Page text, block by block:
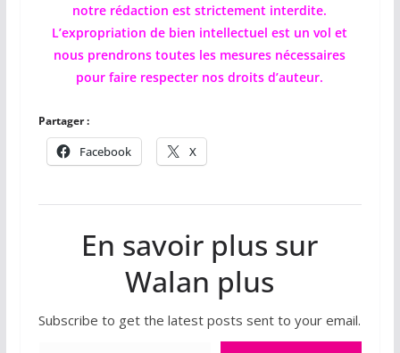
notre rédaction est strictement interdite.
L’expropriation de bien intellectuel est un vol et
nous prendrons toutes les mesures nécessaires
pour faire respecter nos droits d’auteur.
Partager :
Facebook X
En savoir plus sur
Walan plus
Subscribe to get the latest posts sent to your email.